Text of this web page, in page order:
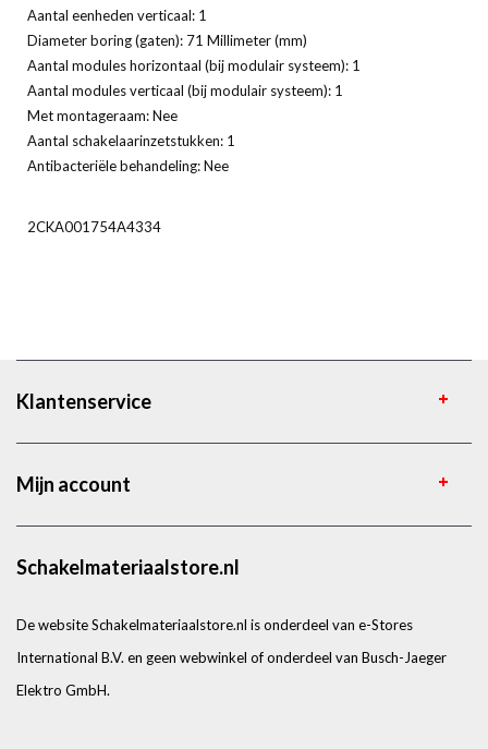
Aantal eenheden verticaal: 1
Diameter boring (gaten): 71 Millimeter (mm)
Aantal modules horizontaal (bij modulair systeem): 1
Aantal modules verticaal (bij modulair systeem): 1
Met montageraam: Nee
Aantal schakelaarinzetstukken: 1
Antibacteriële behandeling: Nee
2CKA001754A4334
Klantenservice
Mijn account
Schakelmateriaalstore.nl
De website Schakelmateriaalstore.nl is onderdeel van e-Stores
International B.V. en geen webwinkel of onderdeel van Busch-Jaeger
Elektro GmbH.